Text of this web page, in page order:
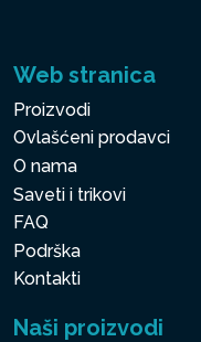
Web stranica
Proizvodi
Ovlašćeni prodavci
O nama
Saveti i trikovi
FAQ
Podrška
Kontakti
Naši proizvodi